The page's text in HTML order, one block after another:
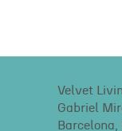
Velvet
Gabriel
Barcelona,